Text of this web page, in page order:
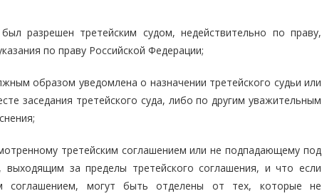
разрешен третейским судом, недействительно по праву,
по праву Российской Федерации;
образом уведомлена о назначении третейского судьи или
заседания третейского суда, либо по другим уважительным
третейским соглашением или не подпадающему под
за пределы третейского соглашения, и что если
соглашением, могут быть отделены от тех, которые не